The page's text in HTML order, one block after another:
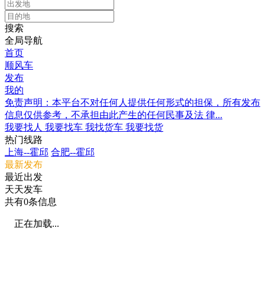
搜索
全局导航
首页
顺风车
发布
我的
免责声明：本平台不对任何人提供任何形式的担保，所有发布
信息仅供参考，不承担由此产生的任何民事及法 律...
我要找人 我要找车 我找货车 我要找货
热门线路
上海--霍邱 合肥--霍邱
最新发布
最近出发
天天发车
共有0条信息
正在加载...